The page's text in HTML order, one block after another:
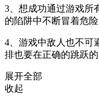
3、想成功通过游戏所
的陷阱中不断冒着危险
4、游戏中敌人也不可
排也要在正确的跳跃
展开全部
收起